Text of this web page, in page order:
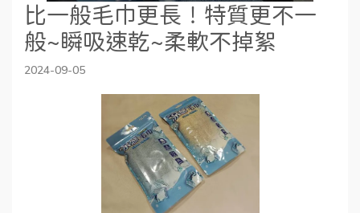
比一般毛巾更長！特質更不一
般~瞬吸速乾~柔軟不掉絮
2024-09-05